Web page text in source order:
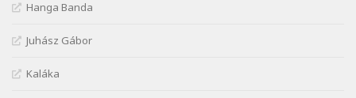
Szélkiáltó
Márai Sándor: A fehér erdő
Szélkiáltó
Márai Sándor: A világ füst
Hanga Banda
Juhász Gábor
Kaláka